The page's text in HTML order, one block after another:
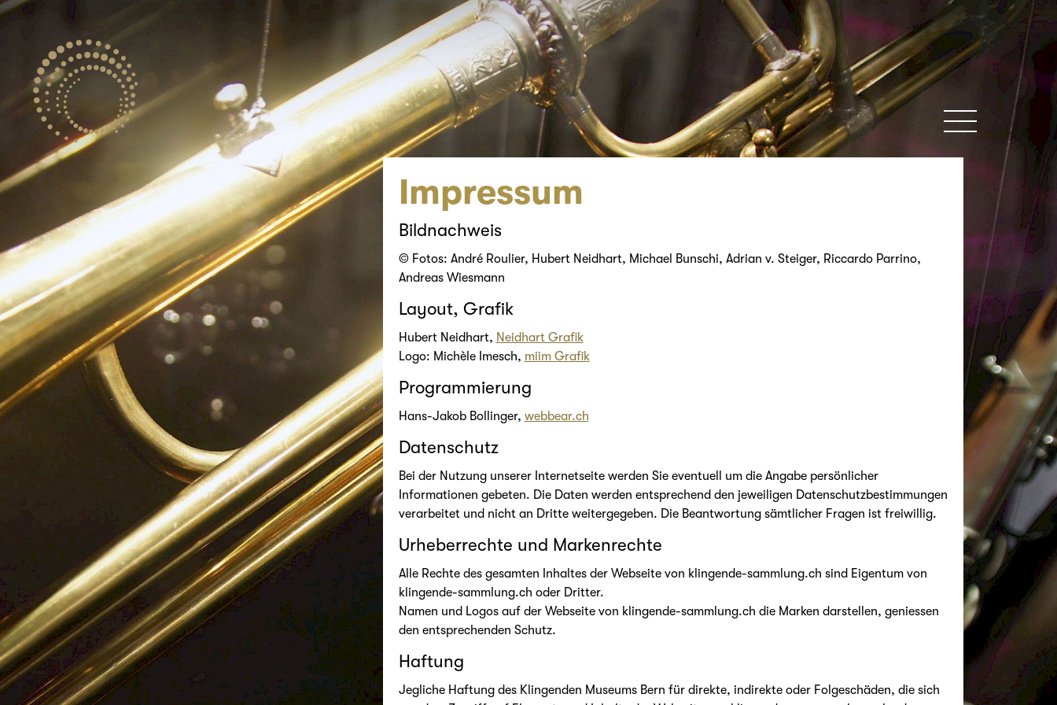
Impressum
Bildnachweis
© Fotos: André Roulier, Hubert Neidhart, Michael Bunschi, Adrian v. Steiger, Riccardo Parrino,
Andreas Wiesmann
Layout, Grafik
Hubert Neidhart, Neidhart Grafik
Logo: Michèle Imesch, miim Grafik
Programmierung
Hans-Jakob Bollinger, webbear.ch
Datenschutz
Bei der Nutzung unserer Internetseite werden Sie eventuell um die Angabe persönlicher
Informationen gebeten. Die Daten werden entsprechend den jeweiligen Datenschutzbestimmungen
verarbeitet und nicht an Dritte weitergegeben. Die Beantwortung sämtlicher Fragen ist freiwillig.
Urheberrechte und Markenrechte
Alle Rechte des gesamten Inhaltes der Webseite von klingende-sammlung.ch sind Eigentum von
klingende-sammlung.ch oder Dritter.
Namen und Logos auf der Webseite von klingende-sammlung.ch die Marken darstellen, geniessen
den entsprechenden Schutz.
Haftung
Jegliche Haftung des Klingenden Museums Bern für direkte, indirekte oder Folgeschäden, die sich